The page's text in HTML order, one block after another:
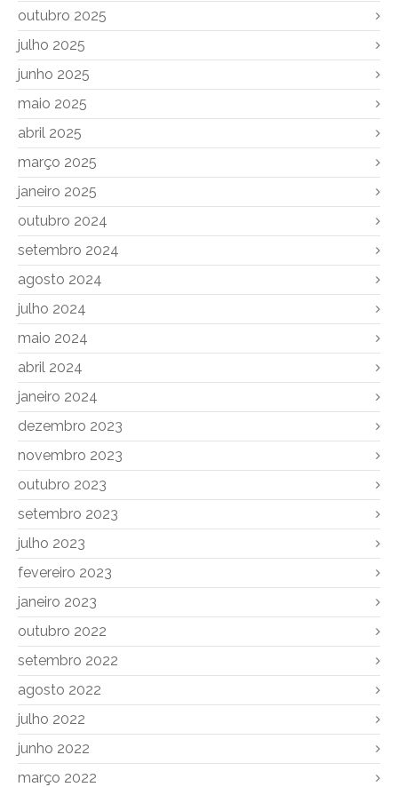
outubro 2025
julho 2025
junho 2025
maio 2025
abril 2025
março 2025
janeiro 2025
outubro 2024
setembro 2024
agosto 2024
julho 2024
maio 2024
abril 2024
janeiro 2024
dezembro 2023
novembro 2023
outubro 2023
setembro 2023
julho 2023
fevereiro 2023
janeiro 2023
outubro 2022
setembro 2022
agosto 2022
julho 2022
junho 2022
março 2022